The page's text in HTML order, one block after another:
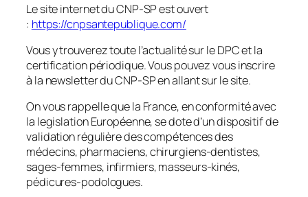
Le site internet du CNP-SP est ouvert
: https://cnpsantepublique.com/
Vous y trouverez toute l’actualité sur le DPC et la
certification périodique. Vous pouvez vous inscrire
à la newsletter du CNP-SP en allant sur le site.
On vous rappelle que la France, en conformité avec
la legislation Européenne, se dote d’un dispositif de
validation régulière des compétences des
médecins, pharmaciens, chirurgiens-dentistes,
sages-femmes, infirmiers, masseurs-kinés,
pédicures-podologues.